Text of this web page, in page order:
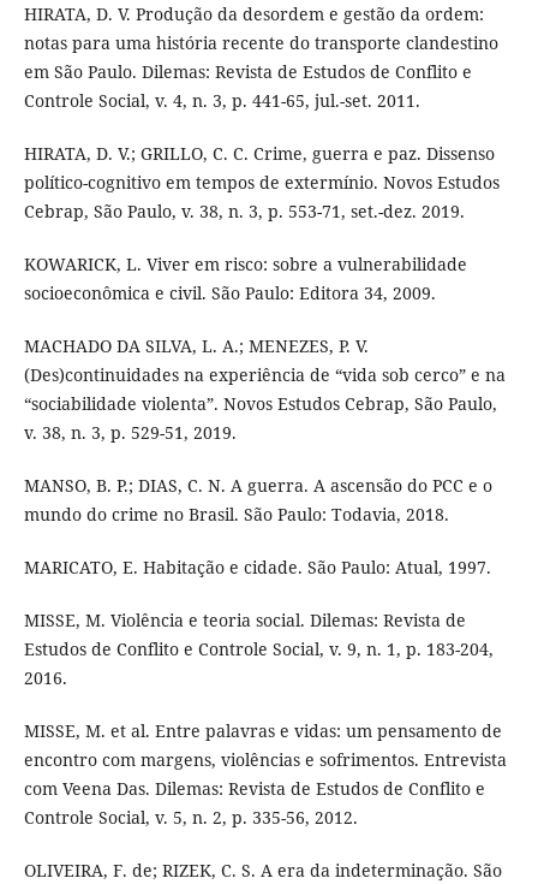
HIRATA, D. V. Produção da desordem e gestão da ordem:
notas para uma história recente do transporte clandestino
em São Paulo. Dilemas: Revista de Estudos de Conflito e
Controle Social, v. 4, n. 3, p. 441-65, jul.-set. 2011.
HIRATA, D. V.; GRILLO, C. C. Crime, guerra e paz. Dissenso
político-cognitivo em tempos de extermínio. Novos Estudos
Cebrap, São Paulo, v. 38, n. 3, p. 553-71, set.-dez. 2019.
KOWARICK, L. Viver em risco: sobre a vulnerabilidade
socioeconômica e civil. São Paulo: Editora 34, 2009.
MACHADO DA SILVA, L. A.; MENEZES, P. V.
(Des)continuidades na experiência de “vida sob cerco” e na
“sociabilidade violenta”. Novos Estudos Cebrap, São Paulo,
v. 38, n. 3, p. 529-51, 2019.
MANSO, B. P.; DIAS, C. N. A guerra. A ascensão do PCC e o
mundo do crime no Brasil. São Paulo: Todavia, 2018.
MARICATO, E. Habitação e cidade. São Paulo: Atual, 1997.
MISSE, M. Violência e teoria social. Dilemas: Revista de
Estudos de Conflito e Controle Social, v. 9, n. 1, p. 183-204,
2016.
MISSE, M. et al. Entre palavras e vidas: um pensamento de
encontro com margens, violências e sofrimentos. Entrevista
com Veena Das. Dilemas: Revista de Estudos de Conflito e
Controle Social, v. 5, n. 2, p. 335-56, 2012.
OLIVEIRA, F. de; RIZEK, C. S. A era da indeterminação. São